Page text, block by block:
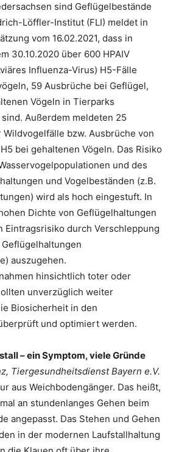
sind Geflügelbestände
Löffler-Institut (FLI) meldet in
vom 16.02.2021, dass in
30.10.2020 über 600 HPAIV
Influenza-Virus) H5-Fälle
59 Ausbrüche bei Geflügel,
Vögeln in Tierparks
Außerdem meldeten 25
bzw. Ausbrüche von
bei gehaltenen Vögeln. Das Risiko
und des
und Vogelbeständen (z.B.
wird als hoch eingestuft. In
Dichte von Geflügelhaltungen
Eintragsrisiko durch Verschleppung
auszugehen.
hinsichtlich toter oder
unverzüglich weiter
Biosicherheit in den
und optimiert werden.
– ein Symptom, viele Gründe
Tiergesundheitsdienst Bayern e.V.
aus Weichbodengänger. Das heißt,
an stundenlanges Gehen beim
angepasst. Das Stehen und Gehen
in der modernen Laufstallhaltung